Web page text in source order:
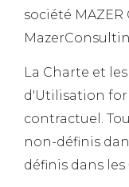
société MAZER
La Charte et
d'Utilisation
contractuel.
non-définis
définis dans les